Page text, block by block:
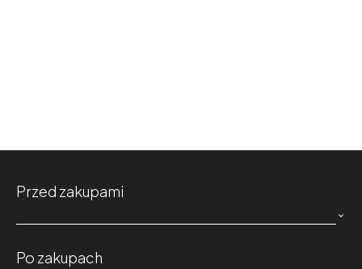
Przed zakupami

Po zakupach